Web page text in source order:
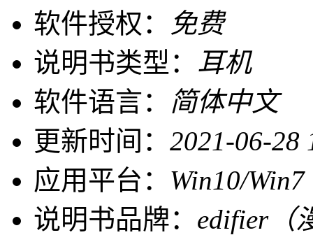
软件授权：
免费
说明书类型： 耳机
软件语言： 简体中文
更新时间： 2021-06-28
应用平台： Win10/Win7
说明书品牌： edifier（